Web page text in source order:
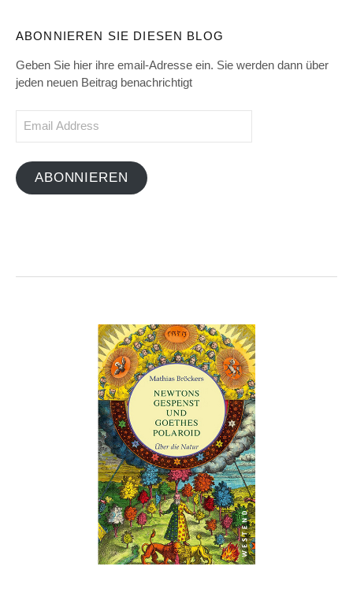
ABONNIEREN SIE DIESEN BLOG
Geben Sie hier ihre email-Adresse ein. Sie werden dann über
jeden neuen Beitrag benachrichtigt
ABONNIEREN